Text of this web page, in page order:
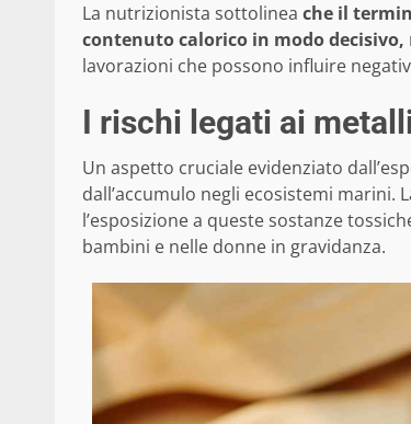
La nutrizionista sottolinea che il
contenuto calorico in modo decisivo,
lavorazioni che possono influire
I rischi legati ai
Un aspetto cruciale evidenziato
dall’accumulo negli ecosistemi marini.
l’esposizione a queste sostanze
bambini e nelle donne in gravidanza.